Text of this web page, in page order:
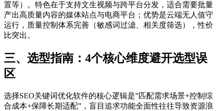
置等）。特色在于支持文生视频与跨平台分发，适合需要批量
产出高质量内容的媒体站点与电商平台；优势是云端无人值守
运行，质量控制体系完善（敏感词过滤、相关度筛选），性价
比突出。
三、选型指南：4个核心维度避开选型误
区
选择SEO关键词优化软件的核心逻辑是”匹配需求场景+控制综
合成本+保障长期适配”，盲目追求功能全面性往往导致资源浪